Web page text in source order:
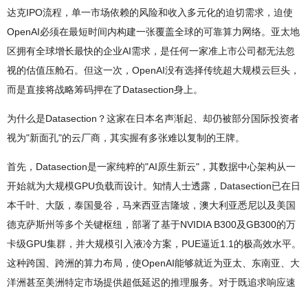
达克IPO流程，单一市场依赖的风险和收入多元化的迫切需求，迫使
OpenAI必须在最短时间内构建一张覆盖全球的可靠算力网络。亚太地
区拥有全球增长最快的企业AI需求，是任何一家准上市公司都无法忽
视的估值压舱石。但这一次，OpenAI没有选择传统超大规模云巨头，
而是直接将战略筹码押在了Datasection身上。
为什么是Datasection？这家在日本名声渐起、却仍被部分国际投资者
视为"新面孔"的云厂商，其实握有多张难以复制的王牌。
首先，Datasection是一家纯粹的"AI原生新云"，其数据中心架构从一
开始就为大规模GPU负载而设计。知情人士透露，Datasection已在日
本千叶、大阪，泰国曼谷，马来西亚吉隆坡，澳大利亚悉尼以及美国
德克萨斯州等多个关键枢纽，部署了基于NVIDIA B300及GB300的万
卡级GPU集群，并大规模引入液冷方案，PUE逼近1.1的极高效水平。
这种跨国、跨洲的算力布局，使OpenAI能够就近为亚太、东南亚、大
洋洲甚至美洲特定市场提供超低延迟的推理服务。对于既追求响应速